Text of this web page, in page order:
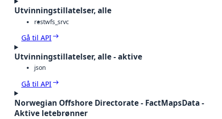
Utvinningstillatelser, alle
restwfs_srvc
Gå til API
Utvinningstillatelser, alle - aktive
json
Gå til API
Norwegian Offshore Directorate - FactMapsData -
Aktive letebrønner